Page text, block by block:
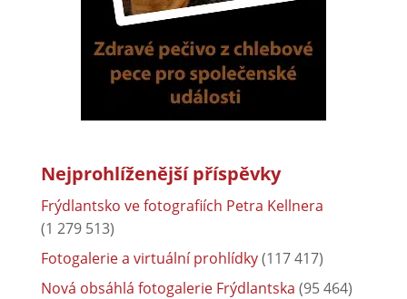
Nejprohlíženější příspěvky
Frýdlantsko ve fotografiích Petra Kellnera
(1 279 513)
Fotogalerie a virtuální prohlídky(117 417)
Nová obsáhlá fotogalerie Frýdlantska (95 464)